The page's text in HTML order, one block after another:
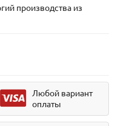
производства из
Любой вариант
оплаты